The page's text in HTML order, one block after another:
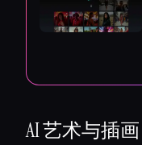
AI 艺术与插画